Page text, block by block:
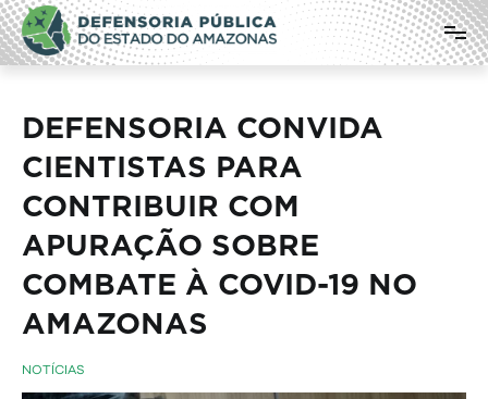
Pular
para
o
conteúdo
Defensoria Pública do Estado do
Amazonas
DEFENSORIA CONVIDA
CIENTISTAS PARA
CONTRIBUIR COM
APURAÇÃO SOBRE
COMBATE À COVID-19 NO
AMAZONAS
NOTÍCIAS